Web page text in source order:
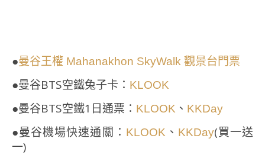
●曼谷王權 Mahanakhon SkyWalk 觀景台門票
●曼谷BTS空鐵兔子卡： KLOOK
●曼谷BTS空鐵1日通票： KLOOK 、 KKDay
●曼谷機場快速通關： KLOOK 、 KKDay(買一送
一)